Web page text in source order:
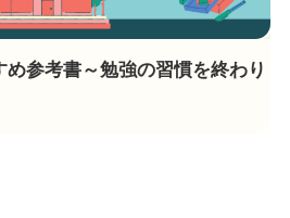
め参考書～勉強の習慣を終わり